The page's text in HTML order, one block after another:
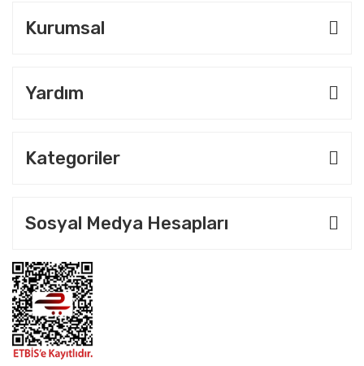
Kurumsal
Yardım
Kategoriler
Sosyal Medya Hesapları